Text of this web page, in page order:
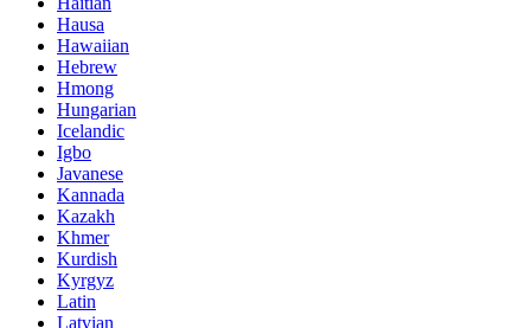
Hausa
Hawaiian
Hebrew
Hmong
Hungarian
Icelandic
Igbo
Javanese
Kannada
Kazakh
Khmer
Kurdish
Kyrgyz
Latin
Latvian